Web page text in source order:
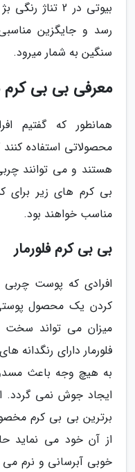
بیوتی در 2
رسد و جایگزین
سنگین به شمار میرود.
معرفی بی بی
همانطور که گفتیم
محصولاتی استفاده کنند
هستند و می توانند
بی کرم های زیر برای
مناسب خواهند بود.
بی بی کرم فلورمار
افرادی که پوست چربی
کردن یک محصول پوستی
میزان می تواند
فلورمار دارای
به هیچ وجه باعث
ایجاد جوش نمی گردد.
برترین بی بی کرم